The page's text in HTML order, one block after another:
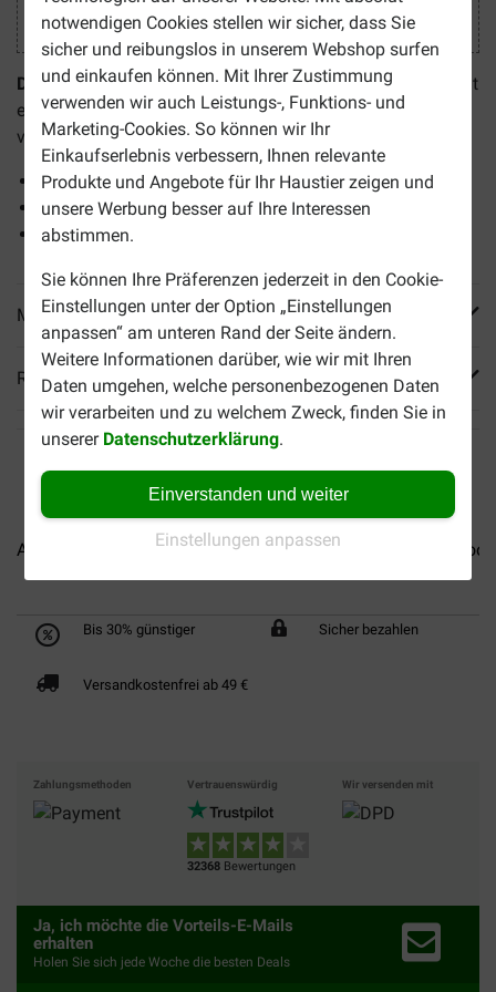
notwendigen Cookies stellen wir sicher, dass Sie
sicher und reibungslos in unserem Webshop surfen
und einkaufen können. Mit Ihrer Zustimmung
verwenden wir auch Leistungs-, Funktions- und
Marketing-Cookies. So können wir Ihr
Einkaufserlebnis verbessern, Ihnen relevante
Produkte und Angebote für Ihr Haustier zeigen und
unsere Werbung besser auf Ihre Interessen
abstimmen.
Sie können Ihre Präferenzen jederzeit in den Cookie-
Einstellungen unter der Option „Einstellungen
anpassen“ am unteren Rand der Seite ändern.
Weitere Informationen darüber, wie wir mit Ihren
Daten umgehen, welche personenbezogenen Daten
wir verarbeiten und zu welchem Zweck, finden Sie in
unserer Datenschutzerklärung.
Einverstanden und weiter
Einstellungen anpassen
Douxo S3 Seb Shampooist ein hochwertiges Shampoo mit
einem angepassten Säuregehalt, um das Balans der Haut
von Hunden und Katzen zu schützen.
Für trockene und fette Haut
Hilft unangenehme Gerüche zu bekämpfen
Für eine gründliche Reinigung des Fells
Mehr Produktinfos
Reviews
Allerderm Shampoo trockene... Virbac Allerderm
Bis 30% günstiger Sicher bezahlen
Versandkostenfrei ab 49 €
Zahlungsmethoden Vertrauenswürdig
32368 Bewertungen
Wir versenden mit
Ja, ich möchte die Vorteils-E-Mails
erhalten
Holen Sie sich jede Woche die besten Deals